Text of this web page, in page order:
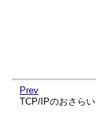
Prev
TCP/IPのおさらい